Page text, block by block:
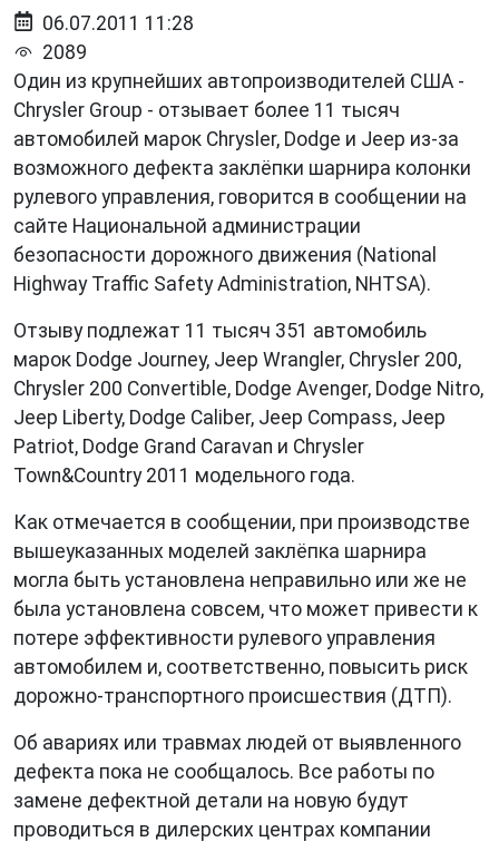
06.07.2011 11:28
2089
Один из крупнейших автопроизводителей США -
Chrysler Group - отзывает более 11 тысяч
автомобилей марок Chrysler, Dodge и Jeep из-за
возможного дефекта заклёпки шарнира колонки
рулевого управления, говорится в сообщении на
сайте Национальной администрации
безопасности дорожного движения (National
Highway Traffic Safety Administration, NHTSA).
Отзыву подлежат 11 тысяч 351 автомобиль
марок Dodge Journey, Jeep Wrangler, Chrysler 200,
Chrysler 200 Сonvertible, Dodge Avenger, Dodge Nitro,
Jeep Liberty, Dodge Caliber, Jeep Compass, Jeep
Patriot, Dodge Grand Caravan и Chrysler
Town&Country 2011 модельного года.
Как отмечается в сообщении, при производстве
вышеуказанных моделей заклёпка шарнира
могла быть установлена неправильно или же не
была установлена совсем, что может привести к
потере эффективности рулевого управления
автомобилем и, соответственно, повысить риск
дорожно-транспортного происшествия (ДТП).
Об авариях или травмах людей от выявленного
дефекта пока не сообщалось. Все работы по
замене дефектной детали на новую будут
проводиться в дилерских центрах компании